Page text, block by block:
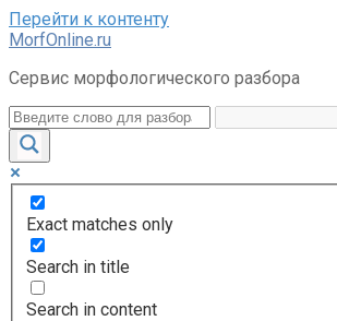
Перейти к контенту
MorfOnline.ru
Сервис морфологического разбора
Exact matches only
Search in title
Search in content